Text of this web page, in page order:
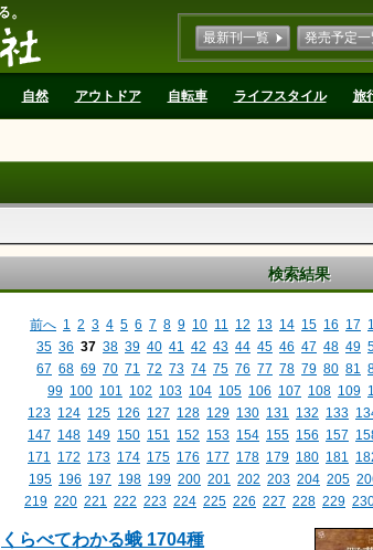
最新刊一覧 発売予定
自然 アウトドア 自転車 ライフスタイル 旅
検索結果
前へ 1 2 3 4 5 6 7 8 9 10 11 12 13 14 15 16 17
35 36 37 38 39 40 41 42 43 44 45 46 47 48 49
67 68 69 70 71 72 73 74 75 76 77 78 79 80 81
99 100 101 102 103 104 105 106 107 108 109
123 124 125 126 127 128 129 130 131 132 133
147 148 149 150 151 152 153 154 155 156 157
171
172 173 174 175 176 177 178 179 180 181
195 196 197 198 199 200 201 202 203 204 205
219 220 221 222 223 224 225 226 227 228 229
くらべてわかる蛾 1704種